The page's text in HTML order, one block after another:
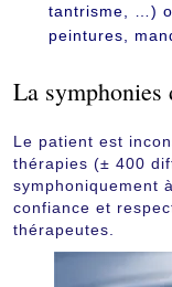
tantrisme, …)
peintures,
La symphonies
Le patient est
thérapies (± 400
symphoniquement
confiance et
thérapeutes.